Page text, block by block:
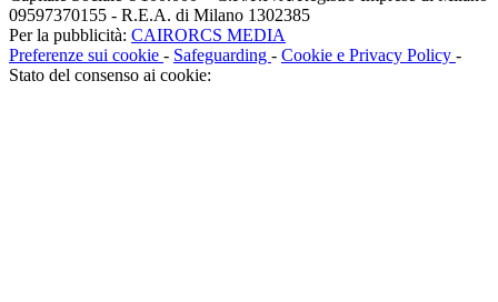
09597370155 - R.E.A. di Milano 1302385
Per la pubblicità: CAIRORCS MEDIA
Preferenze sui cookie - Safeguarding - Cookie e Privacy Policy -
Stato del consenso ai cookie: